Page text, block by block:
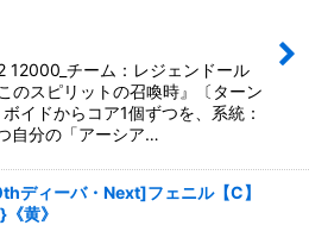
12000_チーム：レジェンドール
のスピリットの召喚時』〔ターン
イドからコア1個ずつを、系統：
自分の「アーシア…
ディーバ・Next]フェニル【C】
黄》